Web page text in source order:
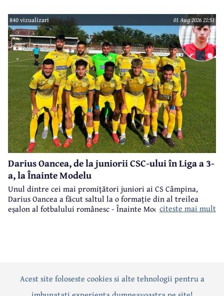
840 vizualizari 01 Aug 2026 21:51
Darius Oancea, de la juniorii CSC-ului în Liga a 3-
a, la Înainte Modelu
Unul dintre cei mai promițători juniori ai CS Câmpina,
Darius Oancea a făcut saltul la o formație din al treilea
eșalon al fotbalului românesc - Înainte Modelu, din județul
citeste mai mult
ActualitatePoliticăSocialEvenimentInterviuri
Acest site foloseste cookies si alte tehnologii pentru a